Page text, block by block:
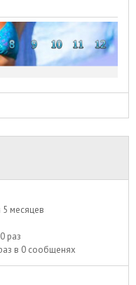
5 месяцев
0 раз
в 0 сообщенях